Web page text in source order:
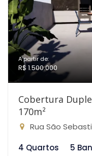
A partir de:
R$ 1.500.000
Cobertura
170m²
Rua São Sebastião
4 Quartos
5